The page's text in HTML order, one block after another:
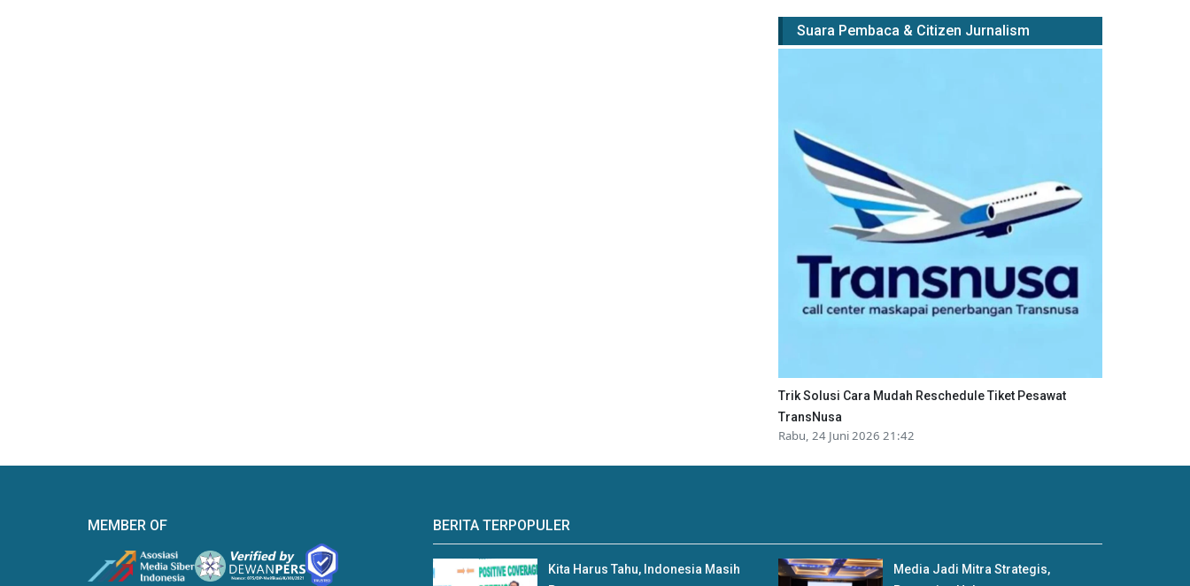
Suara Pembaca & Citizen Jurnalism
Trik Solusi Cara Mudah Reschedule Tiket Pesawat
TransNusa
Rabu, 24 Juni 2026 21:42
MEMBER OF BERITA TERPOPULER
Kita Harus Tahu, Indonesia Masih
Media Jadi Mitra Strategis,